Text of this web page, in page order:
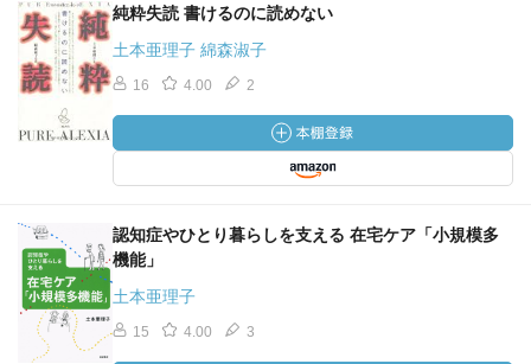
純粋失読 書けるのに読めない
土本亜理子 綿森淑子
16 4.00 2
認知症やひとり暮らしを支える 在宅ケア「小規模多
機能」
土本亜理子
15 4.00 3